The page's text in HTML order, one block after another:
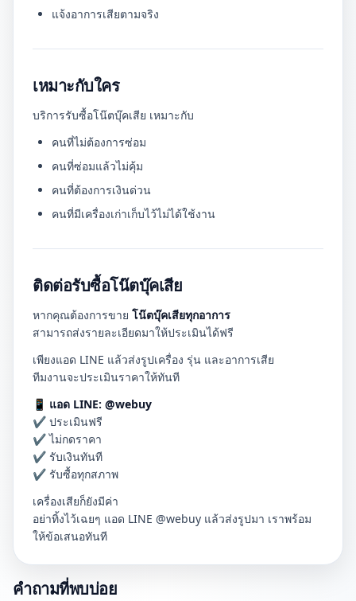
แจ้งอาการเสียตามจริง
เหมาะกับใคร
บริการรับซื้อโน๊ตบุ๊คเสีย เหมาะกับ
คนที่ไม่ต้องการซ่อม
คนที่ซ่อมแล้วไม่คุ้ม
คนที่ต้องการเงินด่วน
คนที่มีเครื่องเก่าเก็บไว้ไม่ได้ใช้งาน
ติดต่อรับซื้อโน๊ตบุ๊คเสีย
หากคุณต้องการขาย โน๊ตบุ๊คเสียทุกอาการ
สามารถส่งรายละเอียดมาให้ประเมินได้ฟรี
เพียงแอด LINE แล้วส่งรูปเครื่อง รุ่น และอาการเสีย
ทีมงานจะประเมินราคาให้ทันที
📱 แอด LINE: @webuy
✔ ประเมินฟรี
✔ ไม่กดราคา
✔ รับเงินทันที
✔ รับซื้อทุกสภาพ
เครื่องเสียก็ยังมีค่า
อย่าทิ้งไว้เฉยๆ แอด LINE @webuy แล้วส่งรูปมา เราพร้อม
ให้ข้อเสนอทันที
คำถามที่พบบ่อย